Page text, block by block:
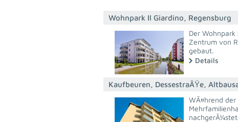
Wohnpark Il Giardino, Regensburg
Der
Zentrum von
gebaut.
Details
Kaufbeuren, DessestraÃŸe,
WÃ¤hrend